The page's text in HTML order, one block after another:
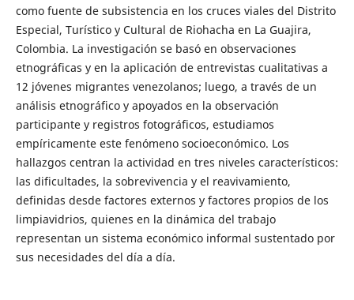
como fuente de subsistencia en los cruces viales del Distrito
Especial, Turístico y Cultural de Riohacha en La Guajira,
Colombia. La investigación se basó en observaciones
etnográficas y en la aplicación de entrevistas cualitativas a
12 jóvenes migrantes venezolanos; luego, a través de un
análisis etnográfico y apoyados en la observación
participante y registros fotográficos, estudiamos
empíricamente este fenómeno socioeconómico. Los
hallazgos centran la actividad en tres niveles característicos:
las dificultades, la sobrevivencia y el reavivamiento,
definidas desde factores externos y factores propios de los
limpiavidrios, quienes en la dinámica del trabajo
representan un sistema económico informal sustentado por
sus necesidades del día a día.